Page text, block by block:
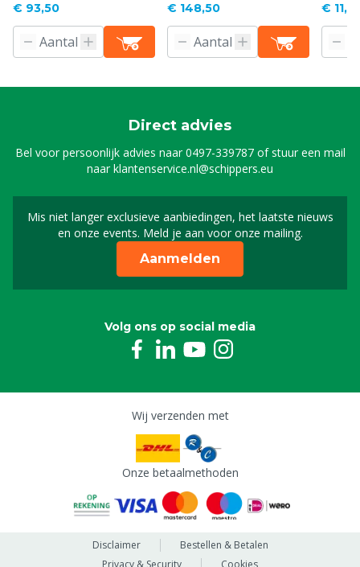
€ 93,50 € 148,50 €
Direct advies
Bel voor persoonlijk advies naar0497-339787of stuur een mail
naarklantenservice.nl@schippers.eu
Mis niet langer exclusieve aanbiedingen, het laatste nieuws
en onze events. Meld je aan voor onze mailing.
Schrijf je in voor onze
Aanmelden
Volg ons op social media
Wij verzenden met
Onze betaalmethoden
Disclaimer
Bestellen & Betalen
Privacy & Security
Cookies